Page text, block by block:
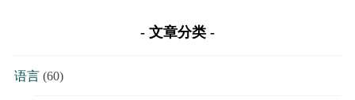
文章分类
语言(60)